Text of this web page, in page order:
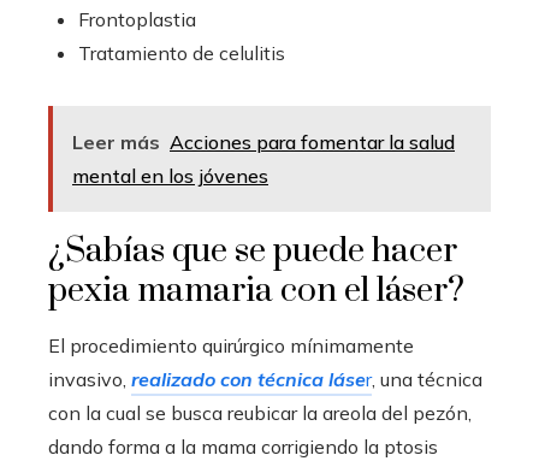
Frontoplastia
Tratamiento de celulitis
Leer más Acciones para fomentar la salud
mental en los jóvenes
¿Sabías que se puede hacer
pexia mamaria con el láser?
El procedimiento quirúrgico mínimamente
invasivo, realizado con técnica láser, una técnica
con la cual se busca reubicar la areola del pezón,
dando forma a la mama corrigiendo la ptosis